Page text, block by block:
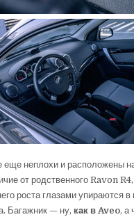
еще неплохи и расположены
от родственного Ravon
роста глазами упираются
Багажник — ну, как в Aveo, а